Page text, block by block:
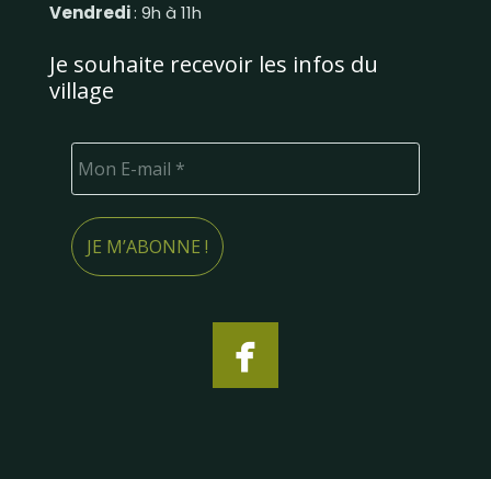
Vendredi: 9h à 11h
Je souhaite recevoir les infos du
village